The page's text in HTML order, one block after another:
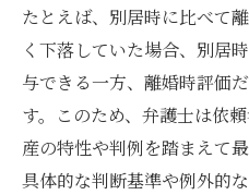
たとえば、別居時に比べて
く下落していた場合、別居
与できる一方、離婚時評価
す。このため、弁護士は依
産の特性や判例を踏まえて
具体的な判断基準や例外的